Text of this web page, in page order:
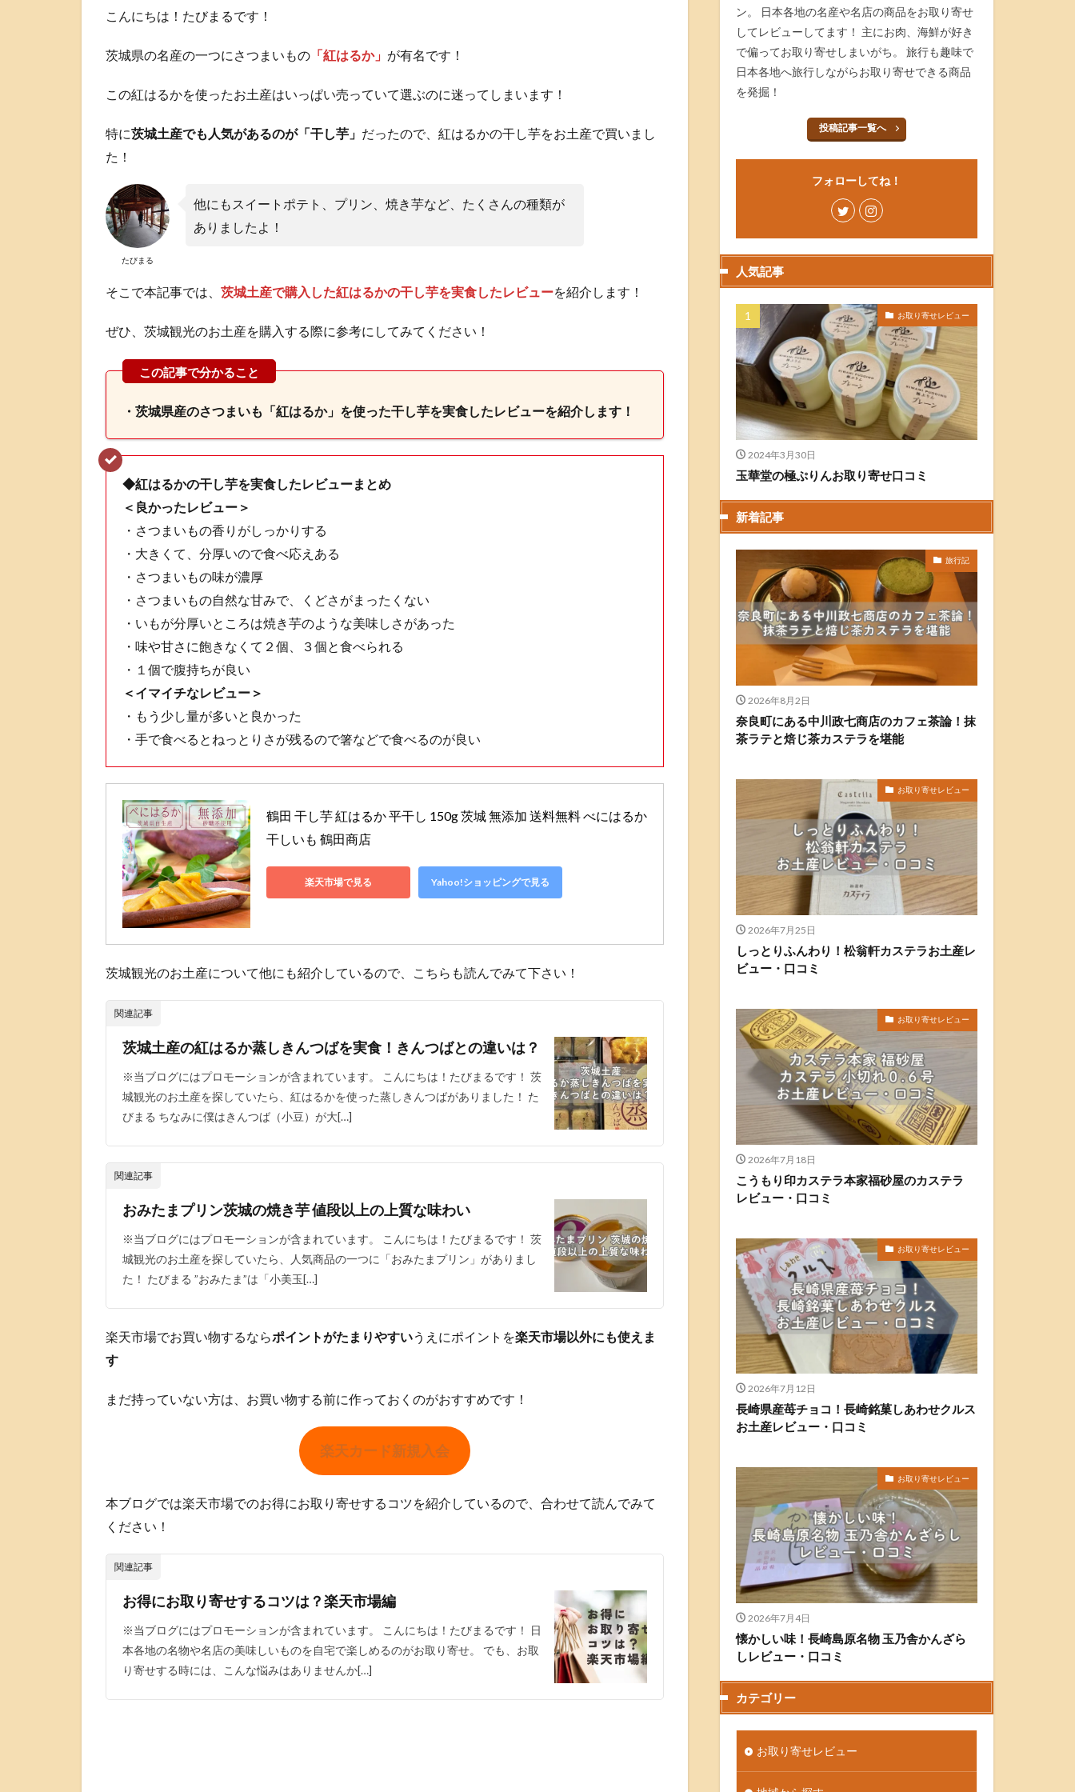
こんにちは！たびまるです！
茨城県の名産の一つにさつまいもの 「紅はるか」 が有名です！
この紅はるかを使ったお土産はいっぱい売っていて選ぶのに迷ってしまいます！
特に茨城土産でも人気があるのが「干し芋」 だったので、紅はるかの干し芋をお土産で買いまし
た！
たびまる
他にもスイートポテト、プリン、焼き芋など、たくさんの種類が
ありましたよ！
そこで本記事では、 茨城土産で購入した紅はるかの干し芋を実食したレビューを紹介します！
ぜひ、茨城観光のお土産を購入する際に参考にしてみてください！
・茨城県産のさつまいも「紅はるか」を使った干し芋を実食したレビューを紹介します！
◆紅はるかの干し芋を実食したレビューまとめ
＜良かったレビュー＞
・さつまいもの香りがしっかりする
・大きくて、分厚いので食べ応えある
・さつまいもの味が濃厚
・さつまいもの自然な甘みで、くどさがまったくない
・いもが分厚いところは焼き芋のような美味しさがあった
・味や甘さに飽きなくて２個、３個と食べられる
・１個で腹持ちが良い
＜イマイチなレビュー＞
・もう少し量が多いと良かった
・手で食べるとねっとりさが残るので箸などで食べるのが良い
鶴田 干し芋 紅はるか 平干し 150g 茨城 無添加 送料無料 べにはるか
干しいも 鶴田商店
楽天市場で見る Yahoo!ショッピングで見る
茨城観光のお土産について他にも紹介しているので、こちらも読んでみて下さい！
関連記事
茨城土産の紅はるか蒸しきんつばを実食！きんつばとの違いは？
※当ブログにはプロモーションが含まれています。 こんにちは！たびまるです！ 茨
城観光のお土産を探していたら、紅はるかを使った蒸しきんつばがありました！ た
びまる ちなみに僕はきんつば（小豆）が大[…]
関連記事
おみたまプリン茨城の焼き芋 値段以上の上質な味わい
※当ブログにはプロモーションが含まれています。 こんにちは！たびまるです！ 茨
城観光のお土産を探していたら、人気商品の一つに「おみたまプリン」がありまし
た！ たびまる ”おみたま”は「小美玉[…]
楽天市場でお買い物するならポイントがたまりやすいうえにポイントを楽天市場以外にも使えま
す
まだ持っていない方は、お買い物する前に作っておくのがおすすめです！
楽天カード新規入会
本ブログでは楽天市場でのお得にお取り寄せするコツを紹介しているので、合わせて読んでみて
ください！
関連記事
お得にお取り寄せするコツは？楽天市場編
※当ブログにはプロモーションが含まれています。 こんにちは！たびまるです！ 日
本各地の名物や名店の美味しいものを自宅で楽しめるのがお取り寄せ。 でも、お取
り寄せする時には、こんな悩みはありませんか[…]
ン。 日本各地の名産や名店の商品をお取り寄せ
してレビューしてます！ 主にお肉、海鮮が好き
で偏ってお取り寄せしまいがち。 旅行も趣味で
日本各地へ旅行しながらお取り寄せできる商品
を発掘！
投稿記事一覧へ
フォローしてね！
人気記事
お取り寄せレビュー
2024年3月30日
玉華堂の極ぷりんお取り寄せ口コミ
新着記事
旅行記
2026年8月2日
奈良町にある中川政七商店のカフェ茶論！抹
茶ラテと焙じ茶カステラを堪能
お取り寄せレビュー
2026年7月25日
しっとりふんわり！松翁軒カステラお土産レ
ビュー・口コミ
お取り寄せレビュー
2026年7月18日
こうもり印カステラ本家福砂屋のカステラ
レビュー・口コミ
お取り寄せレビュー
2026年7月12日
長崎県産苺チョコ！長崎銘菓しあわせクルス
お土産レビュー・口コミ
お取り寄せレビュー
2026年7月4日
懐かしい味！長崎島原名物 玉乃舎かんざら
しレビュー・口コミ
カテゴリー
お取り寄せレビュー